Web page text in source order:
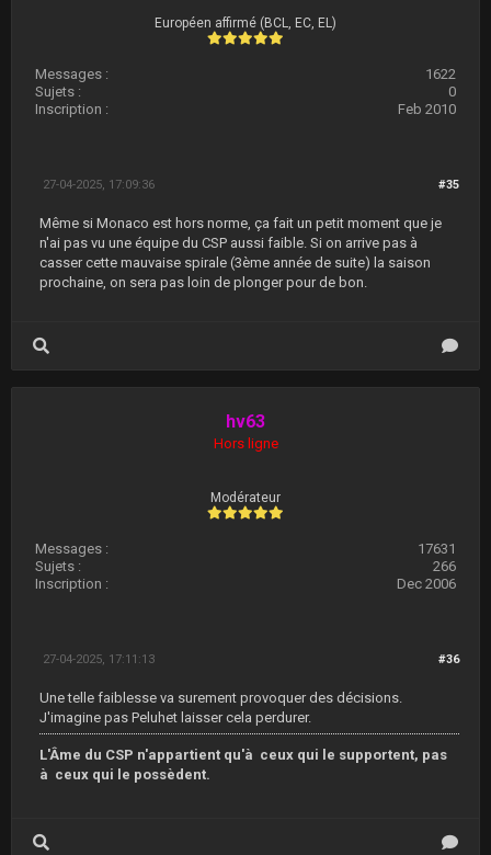
Européen affirmé (BCL, EC, EL)
Messages :
1622
Sujets :
0
Inscription :
Feb 2010
#35
27-04-2025, 17:09:36
Même si Monaco est hors norme, ça fait un petit moment que je
n'ai pas vu une équipe du CSP aussi faible. Si on arrive pas à
casser cette mauvaise spirale (3ème année de suite) la saison
prochaine, on sera pas loin de plonger pour de bon.
hv63
Hors ligne
Modérateur
Messages :
17631
Sujets :
266
Inscription :
Dec 2006
#36
27-04-2025, 17:11:13
Une telle faiblesse va surement provoquer des décisions.
J'imagine pas Peluhet laisser cela perdurer.
L'Âme du CSP n'appartient qu'à ceux qui le supportent, pas
à ceux qui le possèdent.